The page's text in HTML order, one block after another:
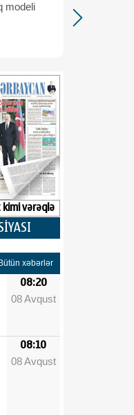
modeli
kimi vərəqlə
Bütün xəbərlər
08:20
08 Avqust
08:10
08 Avqust